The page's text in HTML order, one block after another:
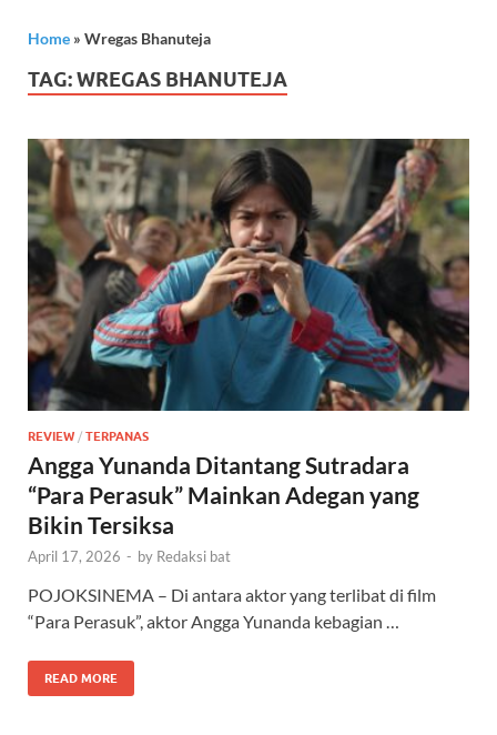
Home » Wregas Bhanuteja
TAG:WREGAS BHANUTEJA
REVIEW / TERPANAS
Angga Yunanda Ditantang Sutradara
“Para Perasuk” Mainkan Adegan yang
Bikin Tersiksa
April 17, 2026 - by Redaksi bat
POJOKSINEMA – Di antara aktor yang terlibat di film
“Para Perasuk”, aktor Angga Yunanda kebagian …
READ MORE